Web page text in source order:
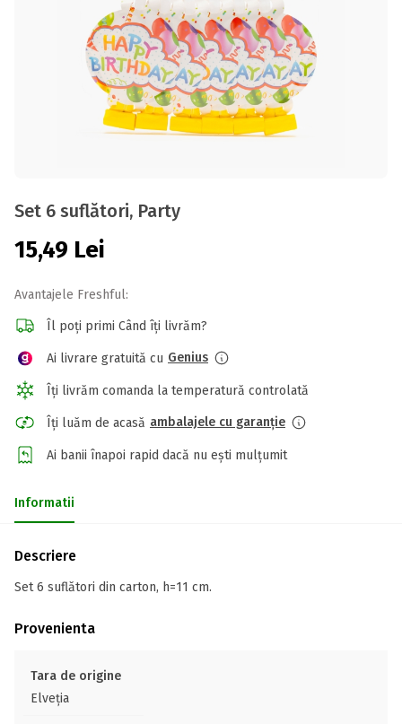
Set 6 suflători, Party
15,49 Lei
Avantajele Freshful:
Îl poți primi Când îți livrăm?
Ai livrare gratuită cu Genius
Îți livrăm comanda la temperatură controlată
Îți luăm de acasă ambalajele cu garanție
Ai banii înapoi rapid dacă nu ești mulțumit
Informatii
Descriere
Set 6 suflători din carton, h=11 cm.
Provenienta
Tara de origine
Elveţia